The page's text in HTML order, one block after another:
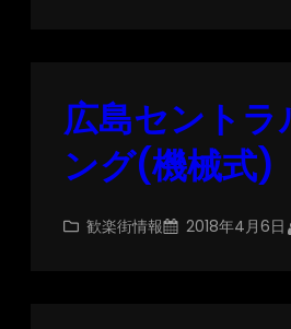
広島セントラ
ング(機械式)
歓楽街情報 2018年4月6日